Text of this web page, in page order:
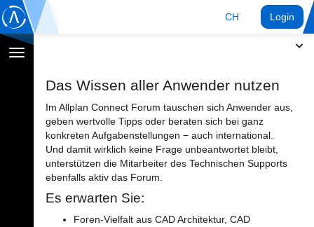
CH Login
Navigation
Das Wissen aller Anwender nutzen
Im Allplan Connect Forum tauschen sich Anwender aus,
geben wertvolle Tipps oder beraten sich bei ganz
konkreten Aufgabenstellungen − auch international.
Und damit wirklich keine Frage unbeantwortet bleibt,
unterstützen die Mitarbeiter des Technischen Supports
ebenfalls aktiv das Forum.
Es erwarten Sie:
Foren-Vielfalt aus CAD Architektur, CAD